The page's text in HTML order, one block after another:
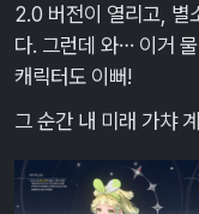
2.0 버전이 열리고, 별
다. 그런데 와… 이거
캐릭터도 이뻐!
그 순간 내 미래 가챠